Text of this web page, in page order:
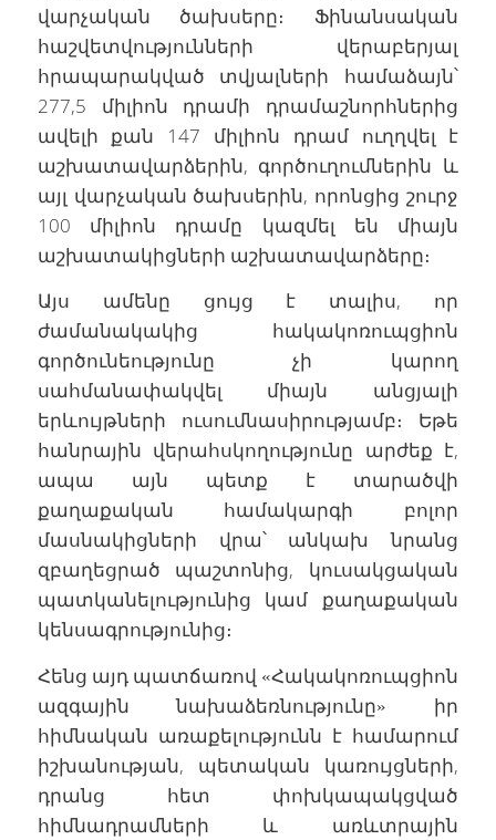
վարչական ծախսերը։ Ֆինանսական
հաշվետվությունների վերաբերյալ
հրապարակված տվյալների համաձայն՝
277,5 միլիոն դրամի դրամաշնորհներից
ավելի քան 147 միլիոն դրամ ուղղվել է
աշխատավարձերին, գործուղումներին և
այլ վարչական ծախսերին, որոնցից շուրջ
100 միլիոն դրամը կազմել են միայն
աշխատակիցների աշխատավարձերը։
Այս ամենը ցույց է տալիս, որ
ժամանակակից հակակոռուպցիոն
գործունեությունը չի կարող
սահմանափակվել միայն անցյալի
երևույթների ուսումնասիրությամբ։ Եթե
հանրային վերահսկողությունը արժեք է,
ապա այն պետք է տարածվի
քաղաքական համակարգի բոլոր
մասնակիցների վրա՝ անկախ նրանց
զբաղեցրած պաշտոնից, կուսակցական
պատկանելությունից կամ քաղաքական
կենսագրությունից։
Հենց այդ պատճառով «Հակակոռուպցիոն
ազգային նախաձեռնությունը» իր
հիմնական առաքելությունն է համարում
իշխանության, պետական կառույցների,
դրանց հետ փոխկապակցված
հիմնադրամների և առևտրային